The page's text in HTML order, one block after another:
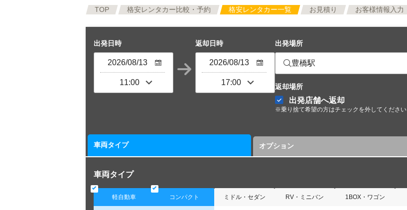
TOP 格安レンタカー比較・予約 格安レンタカー一覧 お見積り お客様情報入力
出発日時 返却日時 出発場所
豊橋駅
返却場所
出発店舗へ返却
※乗り捨て希望の方はチェックを外してください
車両タイプ オプション
車両タイプ
軽自動車 コンパクト ミドル・セダン RV・ミニバン 1BOX・ワゴン